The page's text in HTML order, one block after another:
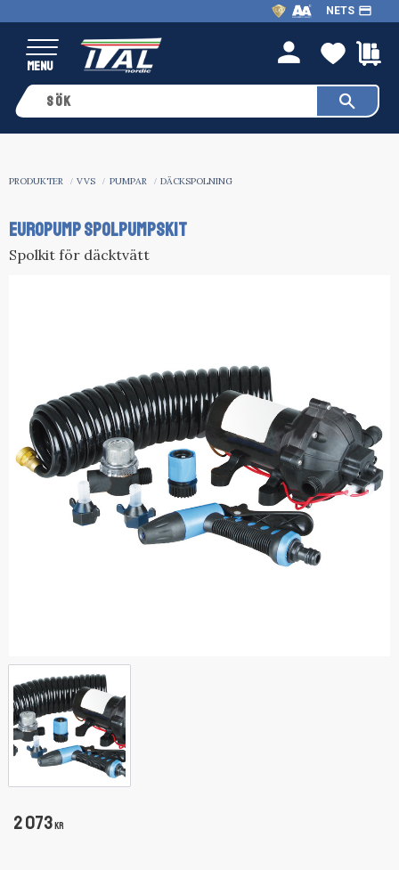
Meny
NETS payment
person
PRODUKTER VVS PUMPAR DÄCKSPOLNING
EUROPUMP SPOLPUMPSKIT
Spolkit för däcktvätt
2 073KR